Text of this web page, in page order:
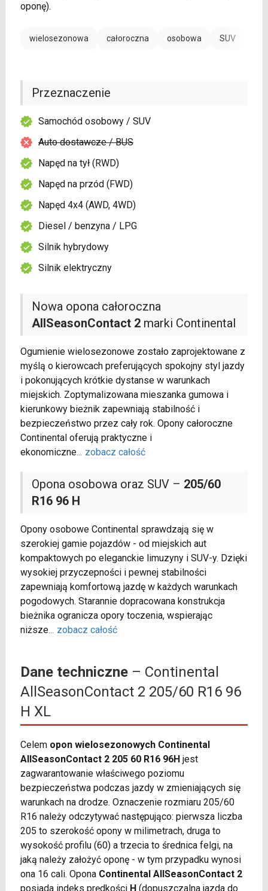
oponę).
wielosezonowa całoroczna osobowa SUV
Nowa opona całoroczna
AllSeasonContact 2marki Continental
Ogumienie wielosezonowe zostało zaprojektowane z
myślą o kierowcach preferujących spokojny styl jazdy
i pokonujących krótkie dystanse w warunkach
miejskich. Zoptymalizowana mieszanka gumowa i
kierunkowy bieżnik zapewniają stabilność i
bezpieczeństwo przez cały rok. Opony całoroczne
Continental oferują praktyczne i
ekonomiczne... zobacz całość
Opona osobowa oraz SUV – 205/60
R16 96 H
Opony osobowe Continental sprawdzają się w
szerokiej gamie pojazdów - od miejskich aut
kompaktowych po eleganckie limuzyny i SUV-y. Dzięki
wysokiej przyczepności i pewnej stabilności
zapewniają komfortową jazdę w każdych warunkach
pogodowych. Starannie dopracowana konstrukcja
bieżnika ogranicza opory toczenia, wspierając
niższe... zobacz całość
Przeznaczenie
Samochód osobowy / SUV
Auto dostawcze / BUS
Napęd na tył (RWD)
Napęd na przód (FWD)
Napęd 4x4 (AWD, 4WD)
Diesel / benzyna / LPG
Silnik hybrydowy
Silnik elektryczny
Dane techniczne– Continental
AllSeasonContact 2 205/60 R16 96
H XL
Celem opon wielosezonowych Continental
AllSeasonContact 2 205 60 R16 96Hjest
zagwarantowanie właściwego poziomu
bezpieczeństwa podczas jazdy w zmieniających się
warunkach na drodze. Oznaczenie rozmiaru 205/60
R16 należy odczytywać następująco: pierwsza liczba
205 to szerokość opony w milimetrach, druga to
wysokość profilu (60) a trzecia to średnica felgi, na
jaką należy założyć oponę - w tym przypadku wynosi
ona 16 cali. Opona Continental AllSeasonContact 2
posiada indeks prędkości H(dopuszczalna jazda do